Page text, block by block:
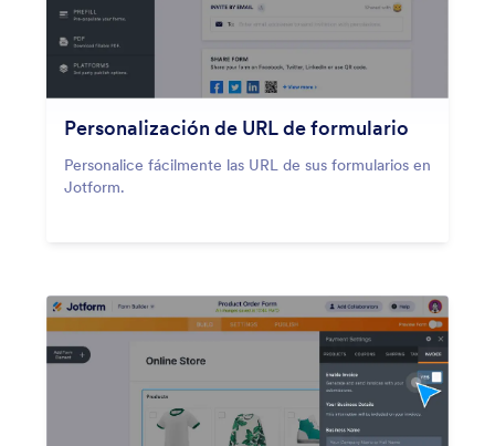
Personalización de URL de formulario
Personalice fácilmente las URL de sus formularios en
Jotform.